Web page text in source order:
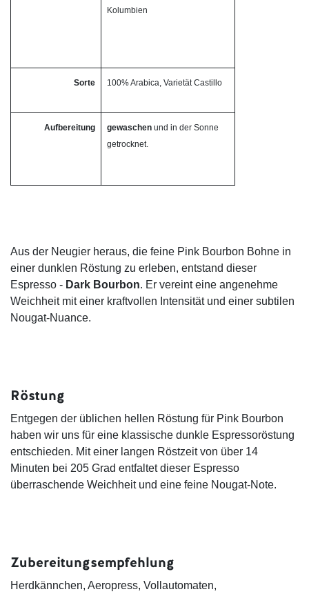
Kolumbien
Sorte 100% Arabica, Varietät Castillo
Aufbereitung gewaschen und in der Sonne
getrocknet.
Aus der Neugier heraus, die feine Pink Bourbon Bohne in
einer dunklen Röstung zu erleben, entstand dieser
Espresso - Dark Bourbon. Er vereint eine angenehme
Weichheit mit einer kraftvollen Intensität und einer subtilen
Nougat-Nuance.
Röstung
Entgegen der üblichen hellen Röstung für Pink Bourbon
haben wir uns für eine klassische dunkle Espressoröstung
entschieden. Mit einer langen Röstzeit von über 14
Minuten bei 205 Grad entfaltet dieser Espresso
überraschende Weichheit und eine feine Nougat-Note.
Zubereitungsempfehlung
Herdkännchen, Aeropress, Vollautomaten,